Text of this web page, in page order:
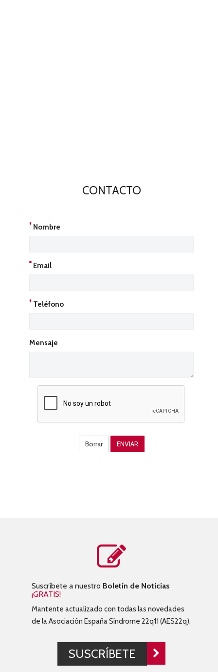
CONTACTO
* Nombre
* Email
* Teléfono
Mensaje
Suscríbete a nuestro Boletín de Noticias
¡GRATIS!
Mantente actualizado con todas las novedades
de la Asociación España Síndrome 22q11 (AES22q).
SUSCRÍBETE